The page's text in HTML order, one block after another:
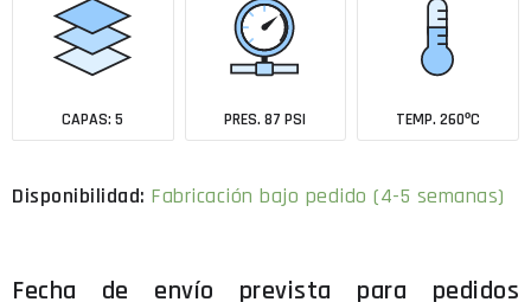
CAPAS: 5 PRES. 87 PSI TEMP. 260ºC
Fabricación bajo pedido (4-5 semanas)